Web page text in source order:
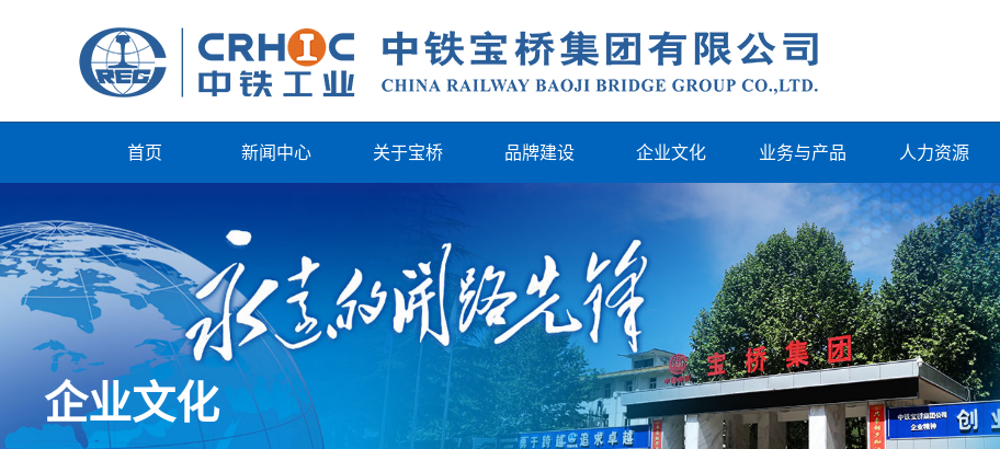
首页 新闻中心 关于宝桥 品牌建设 企业文化 业务与产品 人力资源
企业文化